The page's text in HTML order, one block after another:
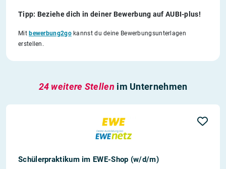
Tipp: Beziehe dich in deiner Bewerbung auf AUBI-plus!
Mitbewerbung2gokannst du deine Bewerbungsunterlagen
erstellen.
24 weitere Stellen im Unternehmen
Schülerpraktikum im EWE-Shop (w/d/m)